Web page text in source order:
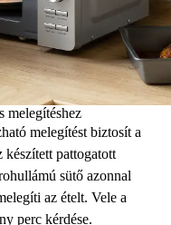
melegítéshez
melegítést biztosít a
készített pattogatott
sütő azonnal
az ételt. Vele a
perc kérdése.